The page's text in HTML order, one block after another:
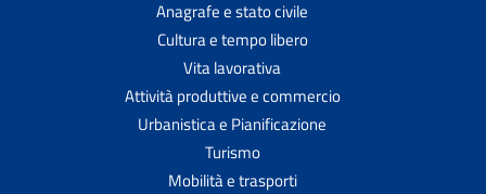
Anagrafe e stato civile
Cultura e tempo libero
Vita lavorativa
Attività produttive e commercio
Urbanistica e Pianificazione
Turismo
Mobilità e trasporti